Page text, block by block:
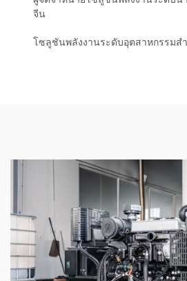
จีน
โซลูชันพลังงานระดับอุตสาหกรรมส